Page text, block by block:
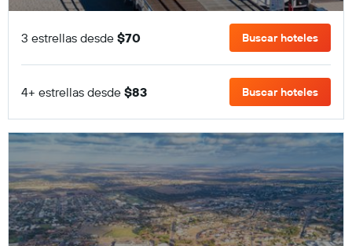
3 estrellas desde $70 Buscar hoteles
4+ estrellas desde $83 Buscar hoteles